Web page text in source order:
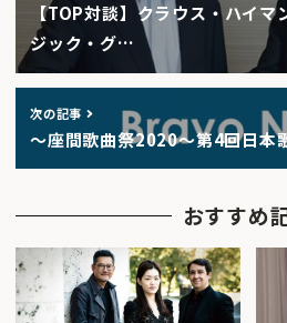
【TOP対談】クラウス・ハイ
ジック・グ…
次の記事
〜座間歌曲祭2020〜第4回日本
おすすめ